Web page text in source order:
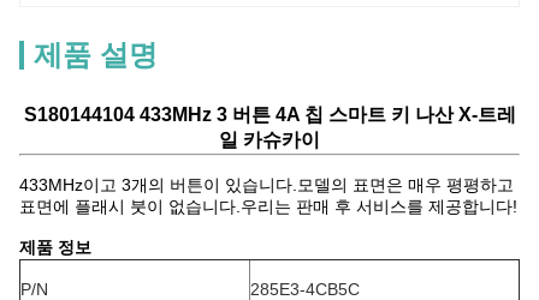
제품 설명
S180144104 433MHz 3 버튼 4A 칩 스마트 키 나산 X-트레
일 카슈카이
433MHz이고 3개의 버튼이 있습니다.모델의 표면은 매우 평평하고
표면에 플래시 붓이 없습니다.우리는 판매 후 서비스를 제공합니다!
제품 정보
P/N 285E3-4CB5C